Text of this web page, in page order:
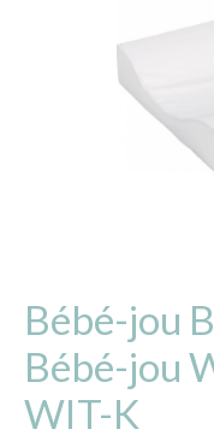
Bébé-jou
Bébé-jou
WIT-K